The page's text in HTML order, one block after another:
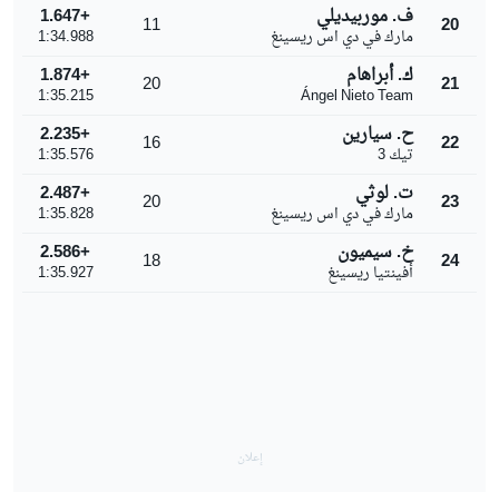
20 ف. موربيديلي
مارك في دي اس ريسينغ 11
+1.647
1:34.988
21 ك. أبراهام
Ángel Nieto Team
20
+1.874
1:35.215
22 ح. سيارين
تيك 3 16
+2.235
1:35.576
23 ت. لوثي
مارك في دي اس ريسينغ 20
+2.487
1:35.828
24 خ. سيميون
أفينتيا ريسينغ 18
+2.586
1:35.927